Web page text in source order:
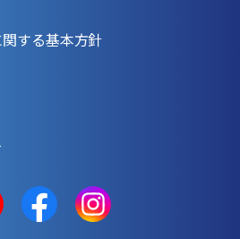
する基本方針